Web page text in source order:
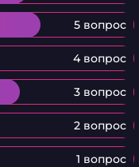
5 вопрос
4 вопрос
3 вопрос
2 вопрос
1 вопрос